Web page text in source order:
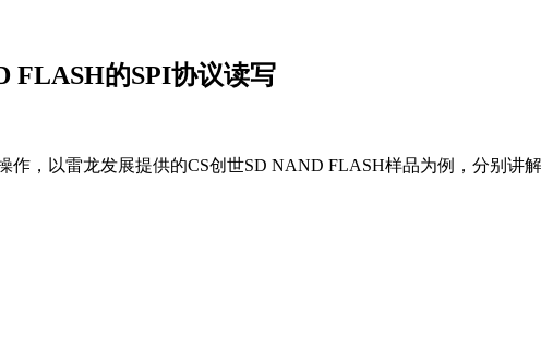
FLASH的SPI协议读写
以雷龙发展提供的CS创世SD NAND FLASH样品为例，分别讲解